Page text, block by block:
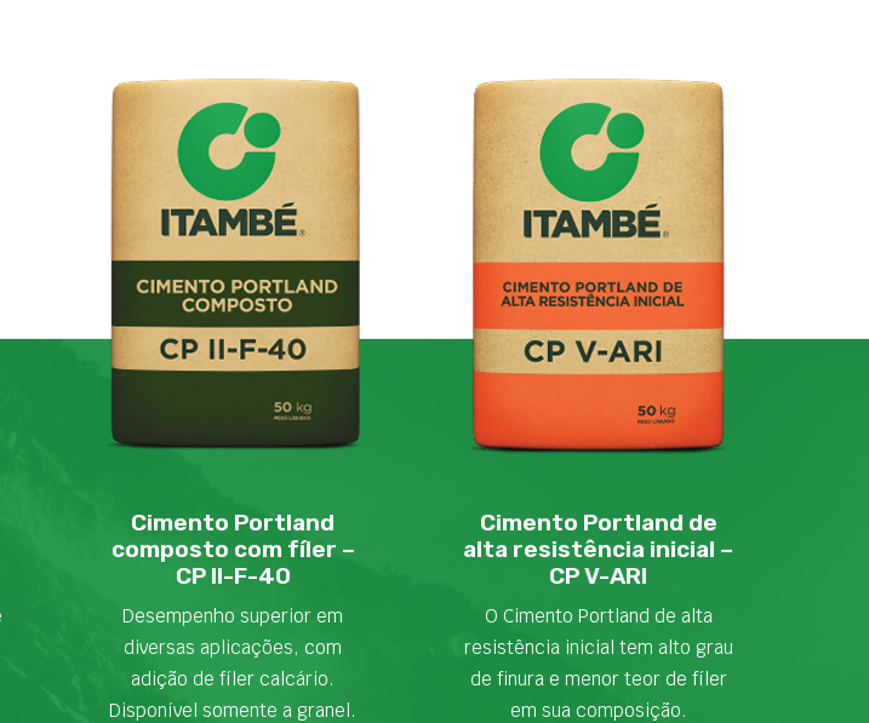
Cimento Portland
composto com fíler –
CP II-F-40
Desempenho superior em
diversas aplicações, com
adição de fíler calcário.
Disponível somente a granel.
Cimento Portland de
alta resistência inicial –
CP V-ARI
O Cimento Portland de alta
resistência inicial tem alto grau
de finura e menor teor de fíler
em sua composição.